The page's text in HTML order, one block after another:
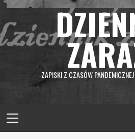
ZAPISKI Z CZASÓW
Menu